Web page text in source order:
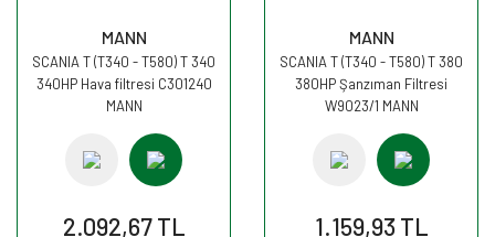
MANN
SCANIA T (T340 - T580) T 340
340HP Hava filtresi C301240
MANN
2.092,67 TL
MANN
SCANIA T (T340 - T580) T 380
380HP Şanzıman Filtresi
W9023/1 MANN
1.159,93 TL